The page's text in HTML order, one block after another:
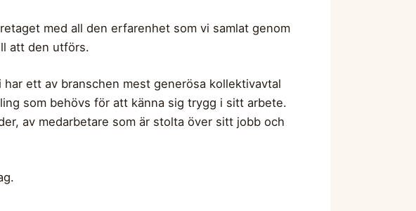
med all den erfarenhet som vi samlat genom
att den utförs.
ett av branschen mest generösa kollektivavtal
som behövs för att känna sig trygg i sitt arbete.
av medarbetare som är stolta över sitt jobb och